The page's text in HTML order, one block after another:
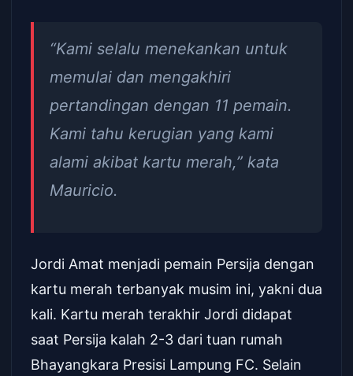
“Kami selalu menekankan untuk
memulai dan mengakhiri
pertandingan dengan 11 pemain.
Kami tahu kerugian yang kami
alami akibat kartu merah,” kata
Mauricio.
Jordi Amat menjadi pemain Persija dengan
kartu merah terbanyak musim ini, yakni dua
kali. Kartu merah terakhir Jordi didapat
saat Persija kalah 2-3 dari tuan rumah
Bhayangkara Presisi Lampung FC. Selain